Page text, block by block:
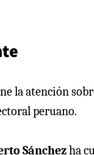
la atención
peruano.
Sánchezha